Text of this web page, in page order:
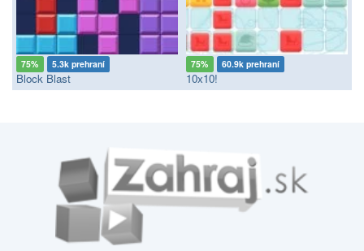
75% 5.3k prehraní
Block Blast
75% 60.9k prehraní
10x10!